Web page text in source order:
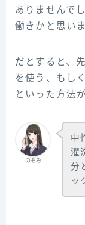
ありませんで
働きかと思いま
だとすると、
を使う、もし
といった方法
のぞみ
中
濯
分
ッ